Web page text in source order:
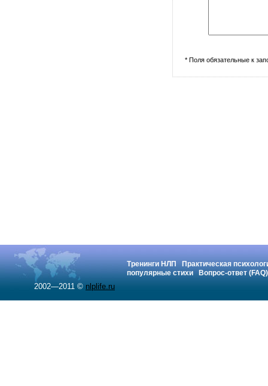
* Поля обязательные к
Тренинги НЛП
Практическая
популярные стихи
Вопрос-ответ (FAQ)
2002—2011 © nlplife.ru